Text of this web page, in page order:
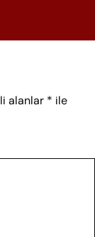
alanlar * ile